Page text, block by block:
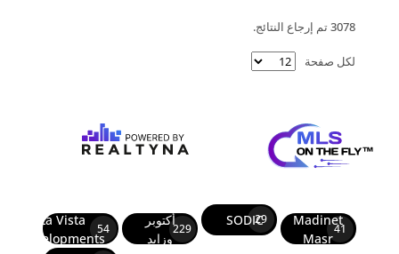
3078 تم إرجاع النتائج.
لكل صفحة
Madinet
Masr
41
SODIC
29
أكتوبر
وزايد
229
La Vista
Developments
54